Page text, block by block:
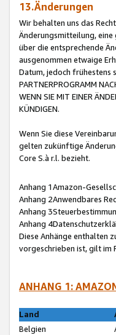
13.Änderungen
Wir behalten uns das
Änderungsmitteilung,
über die entsprechende
ausgenommen etwaige
Datum, jedoch frühestens
PARTNERPROGRAMM
WENN SIE MIT EINER
KÜNDIGEN.
Wenn Sie diese
gelten zukünftige
Core S.à r.l. bezieht.
Anhang 1Amazon-
Anhang 2Anwendbares
Anhang
Anhang
Diese Anhänge enthalten
vorgeschrieben ist, gilt im
ANHANG 1:
Land
Belgien